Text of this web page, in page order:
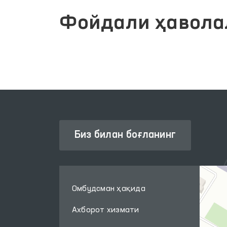
Фойдали
Биз билан боғланинг
Омбудсман ҳақида
Ахборот хизмати